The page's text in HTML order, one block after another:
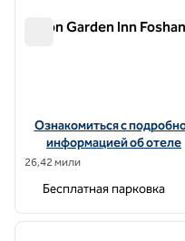
Hilton Garden Inn
Посмотреть информацию
Ознакомиться с
информацией об отеле
26,42 мили
Бесплатная парковка
1 из 11